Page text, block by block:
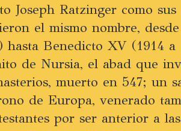
Joseph Ratzinger como
el mismo nombre,
hasta Benedicto XV (1914
de Nursia, el abad que
muerto en 547; un
de Europa, venerado
por ser anterior a